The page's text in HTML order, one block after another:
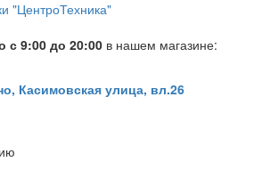
с 9:00 до 20:00 в нашем магазине:
Касимовская улица, вл.26